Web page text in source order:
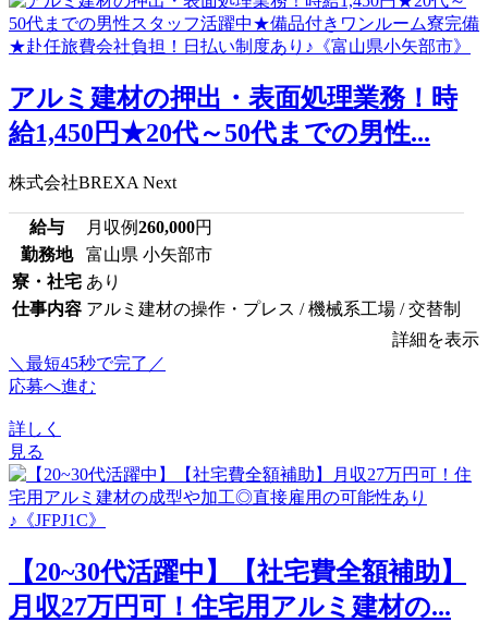
アルミ建材の押出・表面処理業務！時
給1,450円★20代～50代までの男性...
株式会社BREXA Next
給与 月収例260,000円
勤務地
富山県 小矢部市
寮・社宅 あり
仕事内容 アルミ建材の操作・プレス / 機械系工場 / 交替制
詳細を表示
＼最短45秒で完了／
応募へ進む
詳しく
見る
【20~30代活躍中】【社宅費全額補助】
月収27万円可！住宅用アルミ建材の...